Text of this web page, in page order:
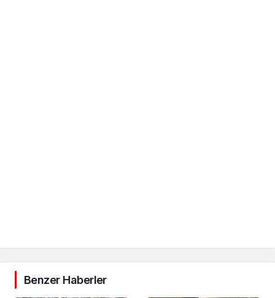
Benzer Haberler